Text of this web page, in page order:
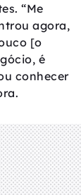
“Me
agora,
[o
é
conhecer